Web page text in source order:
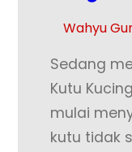
Wahyu
Sedang
Kutu
mulai
kutu tidak